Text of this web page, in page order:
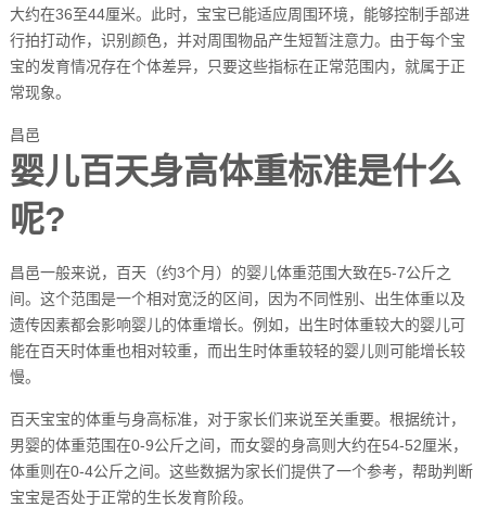
大约在36至44厘米。此时，宝宝已能适应周围环境，能够控制手部进
行拍打动作，识别颜色，并对周围物品产生短暂注意力。由于每个宝
宝的发育情况存在个体差异，只要这些指标在正常范围内，就属于正
常现象。
昌邑
婴儿百天身高体重标准是什么
呢?
昌邑一般来说，百天（约3个月）的婴儿体重范围大致在5-7公斤之
间。这个范围是一个相对宽泛的区间，因为不同性别、出生体重以及
遗传因素都会影响婴儿的体重增长。例如，出生时体重较大的婴儿可
能在百天时体重也相对较重，而出生时体重较轻的婴儿则可能增长较
慢。
百天宝宝的体重与身高标准，对于家长们来说至关重要。根据统计，
男婴的体重范围在0-9公斤之间，而女婴的身高则大约在54-52厘米，
体重则在0-4公斤之间。这些数据为家长们提供了一个参考，帮助判断
宝宝是否处于正常的生长发育阶段。